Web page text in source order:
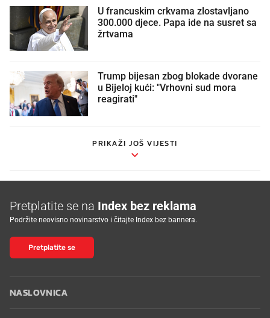
U francuskim crkvama zlostavljano
300.000 djece. Papa ide na susret sa
žrtvama
Trump bijesan zbog blokade dvorane
u Bijeloj kući: "Vrhovni sud mora
reagirati"
PRIKAŽI JOŠ VIJESTI
Pretplatite se na Index bez reklama
Podržite neovisno novinarstvo i čitajte Index bez bannera.
Pretplatite se
NASLOVNICA